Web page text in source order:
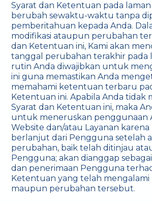
Syarat dan Ketentuan pada
berubah sewaktu-waktu tanpa
pemberitahuan kepada Anda.
modifikasi ataupun perubahan
dan Ketentuan ini, Kami akan
tanggal perubahan terakhir pada
rutin Anda diwajibkan untuk
ini guna memastikan Anda
memahami ketentuan terbaru
Ketentuan ini. Apabila Anda tidak
Syarat dan Ketentuan ini, maka
untuk meneruskan penggunaan
Website dan/atau Layanan
berlanjut dari Pengguna setelah
perubahan, baik telah ditinjau
Pengguna; akan dianggap
dan penerimaan Pengguna
Ketentuan yang telah mengalami
maupun perubahan tersebut.